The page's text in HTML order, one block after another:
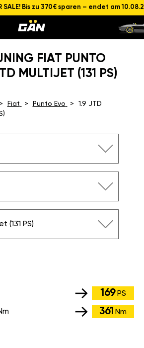
SALE! Bis zu 370€ sparen – endet am
FIAT PUNTO
MULTIJET (131 PS)
Fiat Punto Evo
1.9 JTD
(131 PS)
169 PS
361 Nm